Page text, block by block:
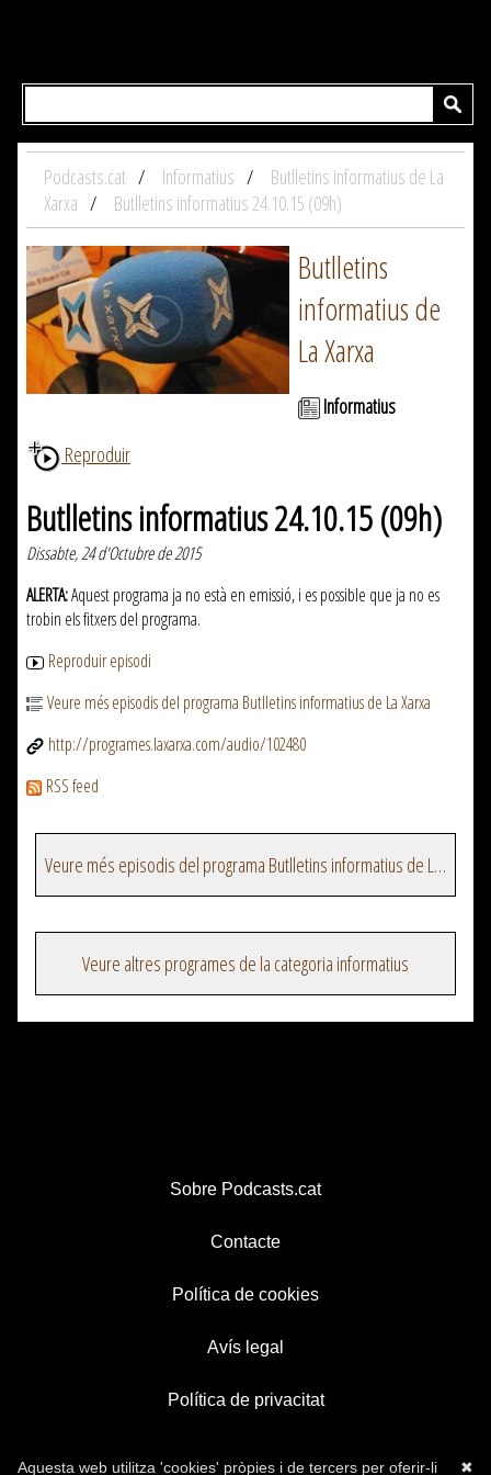
Podcasts.cat Informatius
Butlletins informatius de La
Xarxa
Butlletins informatius 24.10.15 (09h)
Butlletins
informatius de
La Xarxa
Informatius
Reproduir
Butlletins informatius 24.10.15 (09h)
Dissabte, 24 d'Octubre de 2015
ALERTA:Aquest programa ja no està en emissió, i es possible que ja no es
trobin els fitxers del programa.
Reproduir episodi
Veure més episodis del programa Butlletins informatius de La Xarxa
http://programes.laxarxa.com/audio/102480
RSS feed
Veure més episodis del programa Butlletins informatius de La Xarxa
Veure altres programes de la categoria informatius
Sobre Podcasts.cat
Contacte
Política de cookies
Avís legal
Política de privacitat
✖
Aquesta web utilitza 'cookies' pròpies i de tercers per oferir-li